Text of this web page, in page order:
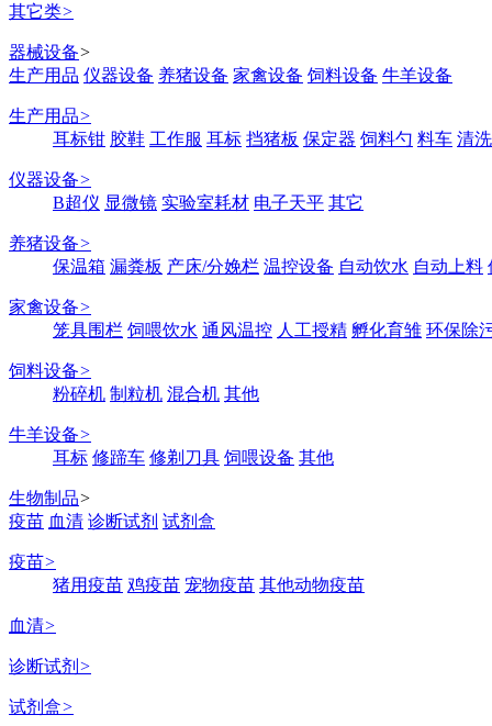
其它类>
器械设备>
生产用品 仪器设备 养猪设备 家禽设备 饲料设备 牛羊设备
生产用品>
耳标钳 胶鞋 工作服 耳标 挡猪板 保定器 饲料勺 料车 清
仪器设备>
B超仪 显微镜 实验室耗材 电子天平 其它
养猪设备>
保温箱 漏粪板 产床/分娩栏 温控设备 自动饮水 自动上料
家禽设备>
笼具围栏 饲喂饮水 通风温控 人工授精 孵化育雏 环保除
饲料设备>
粉碎机 制粒机 混合机 其他
牛羊设备>
耳标 修蹄车 修剃刀具 饲喂设备 其他
生物制品>
疫苗 血清 诊断试剂 试剂盒
疫苗>
猪用疫苗 鸡疫苗 宠物疫苗 其他动物疫苗
血清>
诊断试剂 >
试剂盒>